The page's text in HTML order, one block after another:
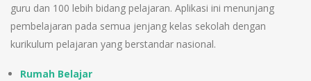
guru dan 100 lebih bidang pelajaran. Aplikasi ini menunjang
pembelajaran pada semua jenjang kelas sekolah dengan
kurikulum pelajaran yang berstandar nasional.
Rumah Belajar